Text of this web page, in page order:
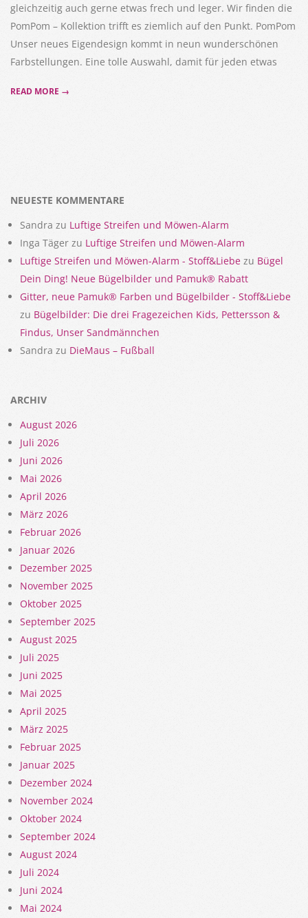
gleichzeitig auch gerne etwas frech und leger. Wir finden die
PomPom – Kollektion trifft es ziemlich auf den Punkt. PomPom
Unser neues Eigendesign kommt in neun wunderschönen
Farbstellungen. Eine tolle Auswahl, damit für jeden etwas
READ MORE →
NEUESTE KOMMENTARE
Sandra zu Luftige Streifen und Möwen-Alarm
Inga Täger zu Luftige Streifen und Möwen-Alarm
Luftige Streifen und Möwen-Alarm - Stoff&Liebe zu Bügel
Dein Ding! Neue Bügelbilder und Pamuk® Rabatt
Gitter, neue Pamuk® Farben und Bügelbilder - Stoff&Liebe
zu Bügelbilder: Die drei Fragezeichen Kids, Pettersson &
Findus, Unser Sandmännchen
Sandra zu DieMaus – Fußball
ARCHIV
August 2026
Juli 2026
Juni 2026
Mai 2026
April 2026
März 2026
Februar 2026
Januar 2026
Dezember 2025
November 2025
Oktober 2025
September 2025
August 2025
Juli 2025
Juni 2025
Mai 2025
April 2025
März 2025
Februar 2025
Januar 2025
Dezember 2024
November 2024
Oktober 2024
September 2024
August 2024
Juli 2024
Juni 2024
Mai 2024